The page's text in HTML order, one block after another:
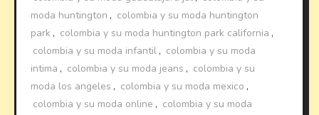
moda huntington , colombia y su moda huntington
park , colombia y su moda huntington park california ,
colombia y su moda infantil , colombia y su moda
intima , colombia y su moda jeans , colombia y su
moda los angeles , colombia y su moda mexico ,
colombia y su moda online , colombia y su moda